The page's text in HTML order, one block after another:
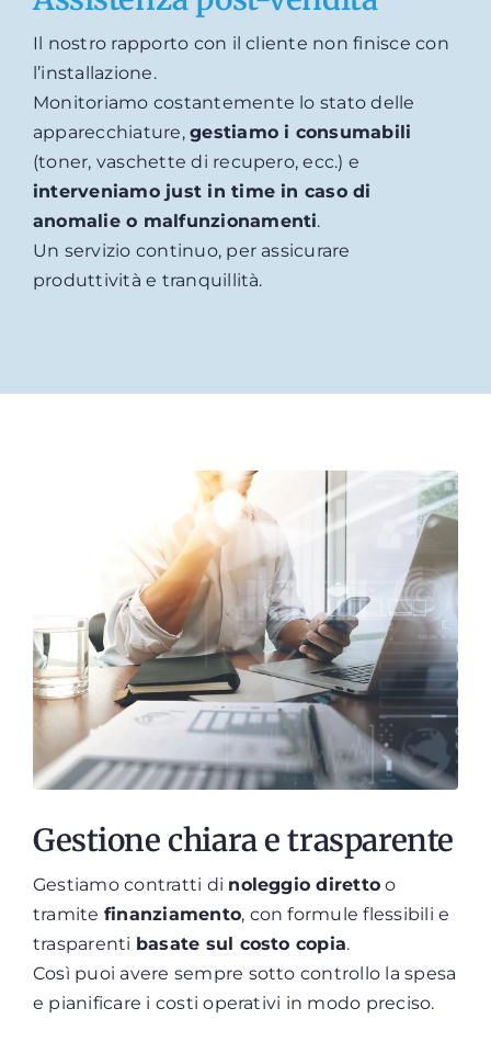
Il nostro rapporto con il cliente non finisce con
l’installazione.
Monitoriamo costantemente lo stato delle
apparecchiature,gestiamo i consumabili
(toner, vaschette di recupero, ecc.) e
interveniamo just in time in caso di
anomalie o malfunzionamenti.
Un servizio continuo, per assicurare
produttività e tranquillità.
Gestione chiara e trasparente
Gestiamo contratti di noleggio diretto o
tramite finanziamento, con formule flessibili e
trasparenti basate sul costo copia.
Così puoi avere sempre sotto controllo la spesa
e pianificare i costi operativi in modo preciso.